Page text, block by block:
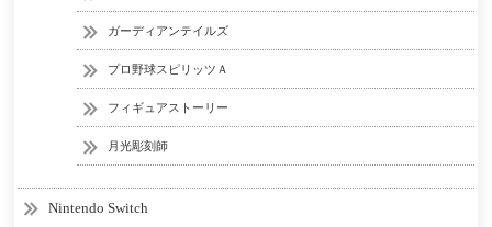
ガーディアンテイルズ
プロ野球スピリッツＡ
フィギュアストーリー
月光彫刻師
Nintendo Switch